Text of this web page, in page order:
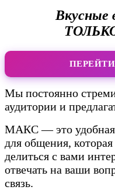
Вкусные
Мы постоянно
аудитории и
МАКС — это удобная
для общения,
делиться с вами
отвечать на ваши
связь.